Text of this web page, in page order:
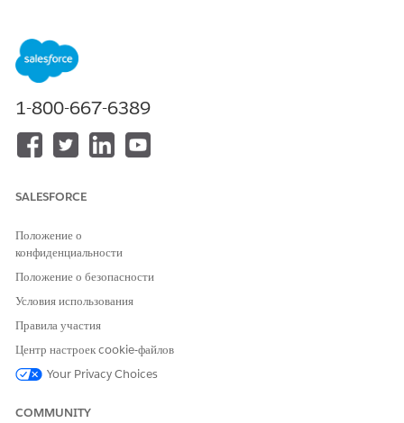
Переменные элемента строки соотнесения
Соотнесите переменные с соответствующими тегами контекста на
уровне узла контекста и дочернего узла.
Переменные ввода:
UsageRatableSummaryId
RatingDecisionDateTime
Переменные вывода:
URSCARCommitmentAsset__std
URSCARId__std
URSCARNetUnitRate__std
1-800-667-6389
SALESFORCE
Положение о
конфиденциальности
Положение о безопасности
Условия использования
Правила участия
Центр настроек cookie-файлов
Your Privacy Choices
COMMUNITY